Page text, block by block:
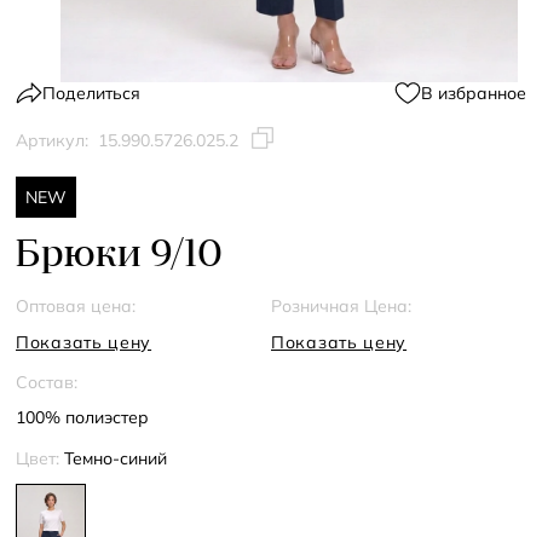
Поделиться В избранное
Артикул: 15.990.5726.025.2
NEW
Брюки 9/10
Оптовая цена:
Показать цену
Розничная Цена:
Показать цену
Состав:
100% полиэстер
Цвет: Темно-синий